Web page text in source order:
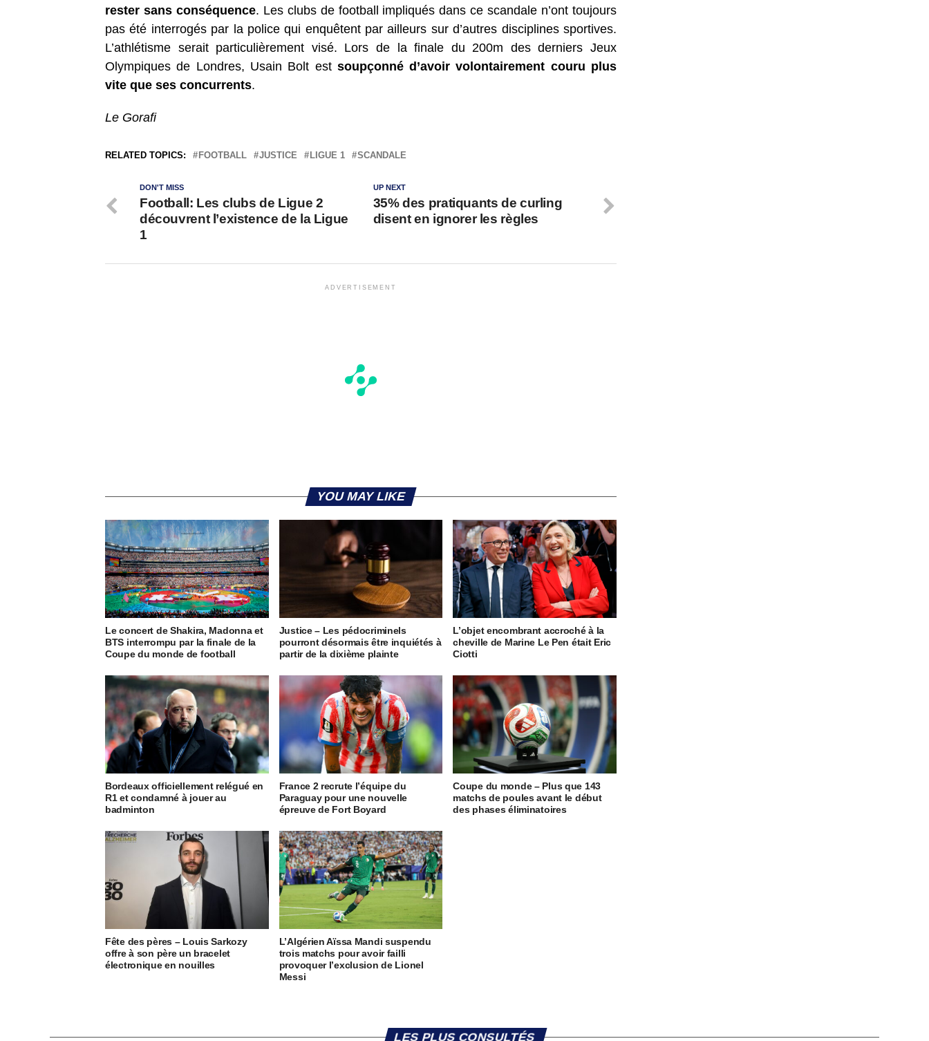
rester sans conséquence. Les clubs de football impliqués dans ce scandale n’ont toujours
pas été interrogés par la police qui enquêtent par ailleurs sur d’autres disciplines sportives.
L’athlétisme serait particulièrement visé. Lors de la finale du 200m des derniers Jeux
Olympiques de Londres, Usain Bolt est soupçonné d’avoir volontairement couru plus
vite que ses concurrents.
Le Gorafi
RELATED TOPICS: FOOTBALL JUSTICE LIGUE 1 SCANDALE
UP NEXT
35% des pratiquants de curling
disent en ignorer les règles
DON'T MISS
Football: Les clubs de Ligue 2
découvrent l’existence de la Ligue
1
ADVERTISEMENT
YOU MAY LIKE
Le concert de Shakira, Madonna et
BTS interrompu par la finale de la
Coupe du monde de football
Justice – Les pédocriminels
pourront désormais être inquiétés à
partir de la dixième plainte
L’objet encombrant accroché à la
cheville de Marine Le Pen était Eric
Ciotti
Bordeaux officiellement relégué en
R1 et condamné à jouer au
badminton
France 2 recrute l’équipe du
Paraguay pour une nouvelle
épreuve de Fort Boyard
Coupe du monde – Plus que 143
matchs de poules avant le début
des phases éliminatoires
Fête des pères – Louis Sarkozy
offre à son père un bracelet
électronique en nouilles
L’Algérien Aïssa Mandi suspendu
trois matchs pour avoir failli
provoquer l’exclusion de Lionel
Messi
LES PLUS CONSULTÉS